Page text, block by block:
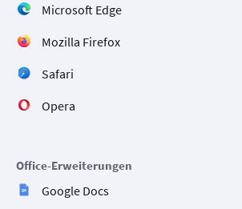
Microsoft Edge
Mozilla Firefox
Safari
Opera
Office-Erweiterungen
Google Docs